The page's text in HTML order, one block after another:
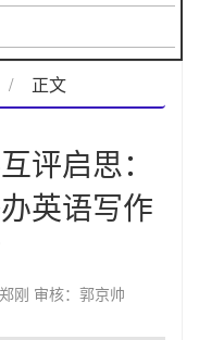
正文
评启思：
英语写作
刚 审核：郭京帅